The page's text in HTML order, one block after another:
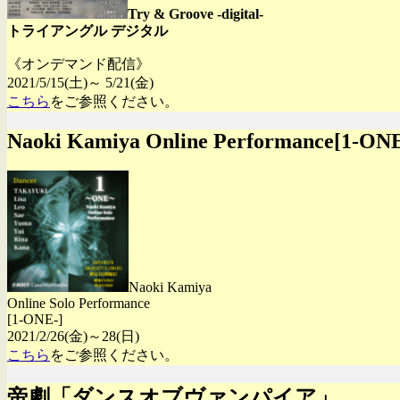
Try & Groove -digital-
トライアングル デジタル
《オンデマンド配信》
2021/5/15(土)～ 5/21(金)
こちら をご参照ください。
Naoki Kamiya Online Performance[1-
Naoki Kamiya
Online Solo Performance
[1-ONE-]
2021/2/26(金)～28(日)
こちら をご参照ください。